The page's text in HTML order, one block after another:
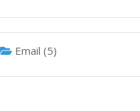
Email (5)